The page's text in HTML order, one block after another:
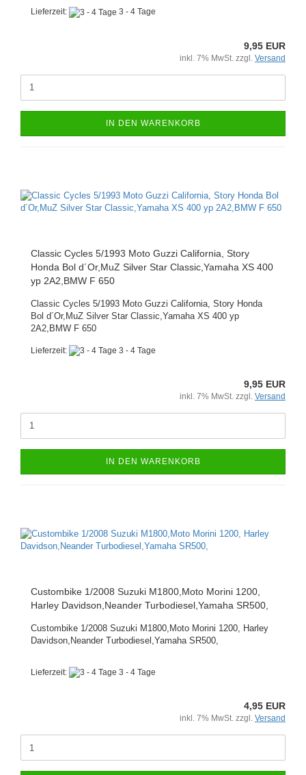
Lieferzeit: 3 - 4 Tage
9,95 EUR
inkl. 7% MwSt. zzgl. Versand
IN DEN WARENKORB
Classic Cycles 5/1993 Moto Guzzi California, Story
Honda Bol d´Or,MuZ Silver Star Classic,Yamaha XS 400
yp 2A2,BMW F 650
Classic Cycles 5/1993 Moto Guzzi California, Story Honda
Bol d´Or,MuZ Silver Star Classic,Yamaha XS 400 yp
2A2,BMW F 650
Lieferzeit: 3 - 4 Tage
9,95 EUR
inkl. 7% MwSt. zzgl. Versand
IN DEN WARENKORB
Custombike 1/2008 Suzuki M1800,Moto Morini 1200,
Harley Davidson,Neander Turbodiesel,Yamaha SR500,
Custombike 1/2008 Suzuki M1800,Moto Morini 1200, Harley
Davidson,Neander Turbodiesel,Yamaha SR500,
Lieferzeit: 3 - 4 Tage
4,95 EUR
inkl. 7% MwSt. zzgl. Versand